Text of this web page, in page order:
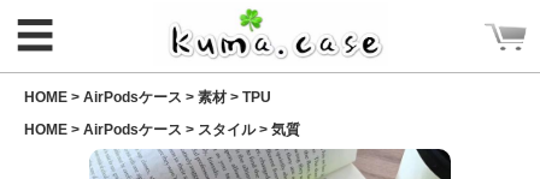
☰
HOME > AirPodsケース > 素材 > TPU
HOME > AirPodsケース > スタイル> 気質